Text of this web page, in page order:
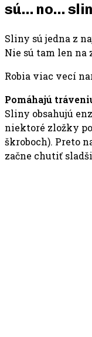
sú… no…
Sliny sú jedna z
Nie sú tam len na
Robia viac vecí
Pomáhajú
Sliny obsahujú
niektoré zložky
škroboch). Preto
začne chutiť